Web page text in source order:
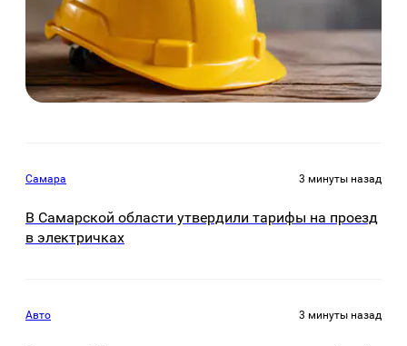
Самара 3 минуты назад
В Самарской области утвердили тарифы на проезд
в электричках
Авто 3 минуты назад